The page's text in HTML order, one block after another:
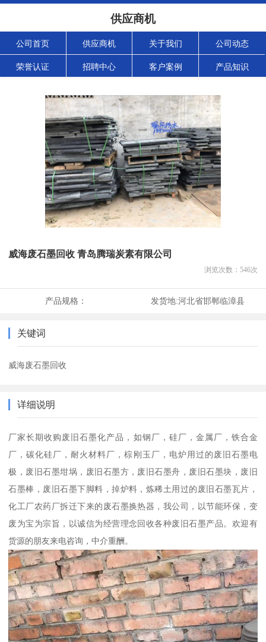
供应商机
公司首页 供应商机 关于我们 公司动态
荣誉认证 招聘中心 客户案例 产品知识
威海废石墨回收 青岛腾瑞炭素有限公司
浏览次数： 546次
产品规格： 发货地:河北省邯郸临漳县
关键词
威海废石墨回收
详细说明
厂家长期收购废旧石墨化产品，如钢厂，硅厂，金属厂，铁合金
厂，碳化硅厂，耐火材料厂，棕刚玉厂，电炉用过的废旧石墨电
极，废旧石墨坩埚，废旧石墨方，废旧石墨舟，废旧石墨块，废旧
石墨棒，废旧石墨下脚料，掉炉料，炼稀土用过的废旧石墨瓦片，
化工厂农药厂拆迁下来的废石墨换热器，我公司，以节能环保，变
废为宝为宗旨，以诚信为经营理念回收各种废旧石墨产品。欢迎有
货源的朋友来电咨询，中介重酬。